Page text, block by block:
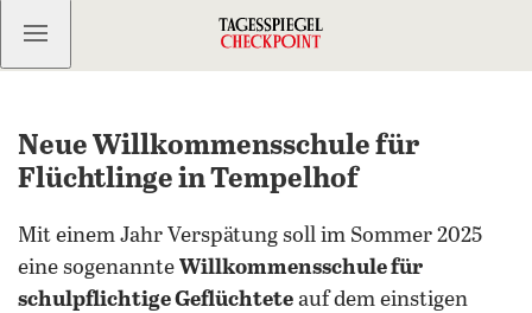
Kostenlos anmelden
Neue Willkommensschule für
Flüchtlinge in Tempelhof
Mit einem Jahr Verspätung soll im Sommer 2025
eine sogenannte Willkommensschule für
schulpflichtige Geflüchtete auf dem einstigen